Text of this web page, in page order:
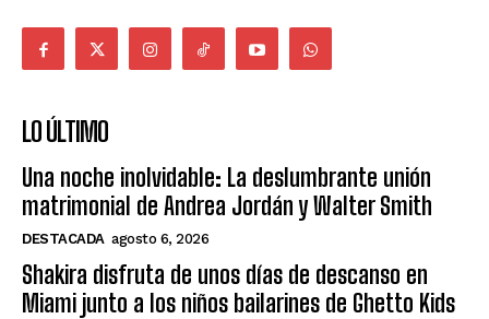
LO ÚLTIMO
Una noche inolvidable: La deslumbrante unión
matrimonial de Andrea Jordán y Walter Smith
DESTACADA agosto 6, 2026
Shakira disfruta de unos días de descanso en
Miami junto a los niños bailarines de Ghetto Kids